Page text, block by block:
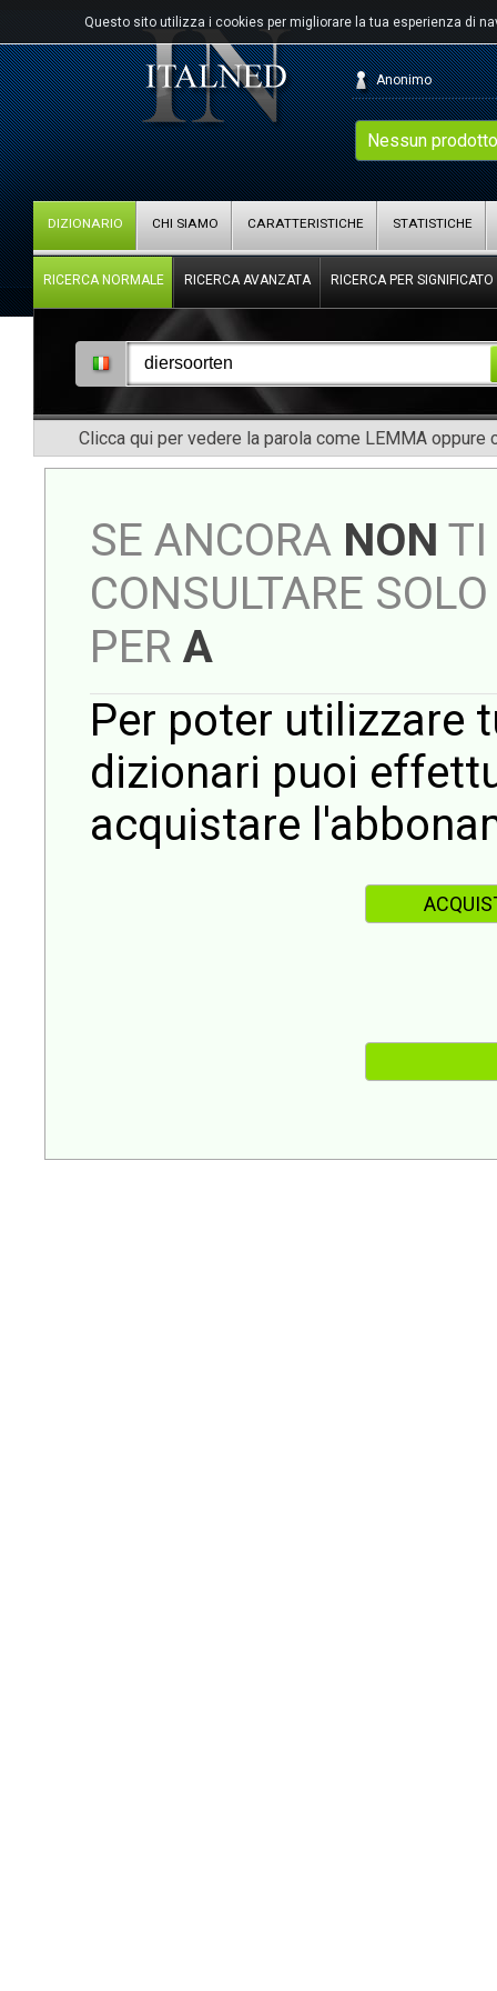
Questo sito utilizza i cookies per migliorare la tua esperienza di
Nessun
Anonimo
DIZIONARIO CHI SIAMO CARATTERISTICHE STATISTICHE
RICERCA NORMALE RICERCA AVANZATA RICERCA PER SIGNIFICATO
Clicca qui per vedere la parola come LEMMA oppure
SE ANCORA NON TI
CONSULTARE
PER A
Per poter utilizzare
dizionari puoi
acquistare